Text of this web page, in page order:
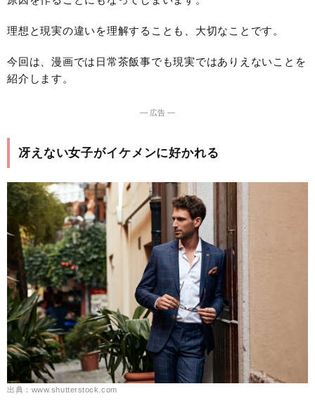
理想と現実の違いを理解することも、大切なことです。
今回は、漫画では日常茶飯事でも現実ではありえないことを
紹介します。
― 広告 ―
冴えない女子がイケメンに好かれる
出典：www.shutterstock.com